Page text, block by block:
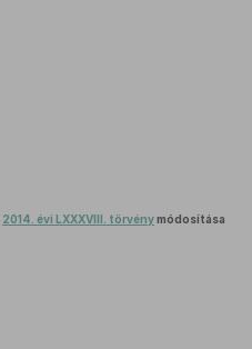
2014. évi LXXXVIII. törvénymódosítása